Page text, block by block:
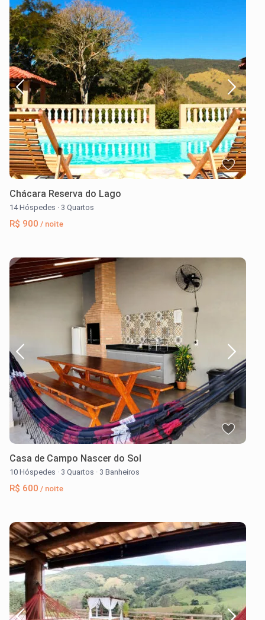
Chácara Reserva do Lago
14 Hóspedes · 3 Quartos
R$ 900 / noite
Casa de Campo Nascer do Sol
10 Hóspedes · 3 Quartos · 3 Banheiros
R$ 600 / noite